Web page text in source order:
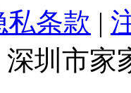
私条款 |
深圳市